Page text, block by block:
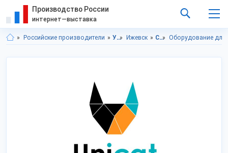
Производство России
интернет—выставка
Российские производители Удмуртская респ. Ижевск Спортивные товары Оборудование для